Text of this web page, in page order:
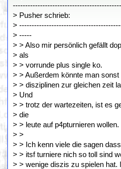
> Pusher schrieb:
>
> -----
> > Also mir persönlich gefällt
> als
> > vorrunde plus single ko.
> > Außerdem könnte man sonst
> > disziplinen zur gleichen zeit
> Und
> > trotz der wartezeiten, ist es
> die
> > leute auf p4pturnieren wollen.
> >
> > Ich kenn viele die sagen
> > itsf turniere nich so toll sind
> > wenige diszis zu spielen hat.